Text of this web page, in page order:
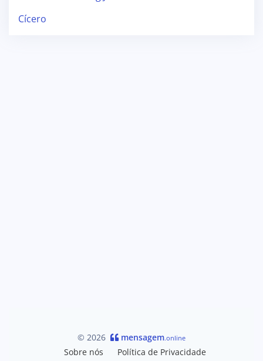
Cícero
© 2026 mensagem.online
Sobre nós Política de Privacidade